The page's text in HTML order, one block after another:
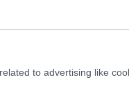
to advertising like
jej čelo,
Neodporúča